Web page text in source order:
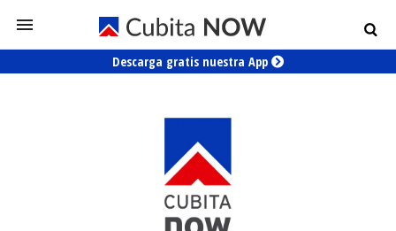
Descarga gratis nuestra App